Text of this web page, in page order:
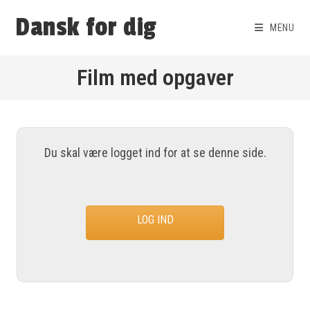
Dansk for dig MENU
Film med opgaver
Du skal være logget ind for at se denne side.
LOG IND